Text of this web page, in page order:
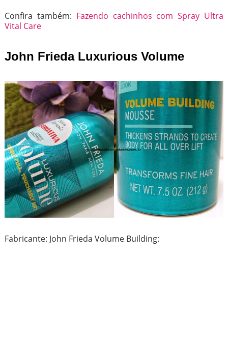
Confira também: Fazendo cachinhos com Spray Ultra
Vital Care
John Frieda Luxurious Volume
Fabricante: John Frieda Volume Building: